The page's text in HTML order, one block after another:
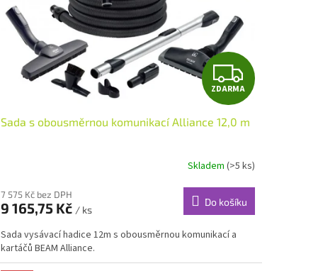
Z
D
A
R
M
A
ZDARMA
Sada s obousměrnou komunikací Alliance 12,0 m
Skladem (>5 ks)
7 575 Kč bez DPH
9 165,75 Kč / ks
Do košíku
Sada vysávací hadice 12m s obousměrnou komunikací a
kartáčů BEAM Alliance.